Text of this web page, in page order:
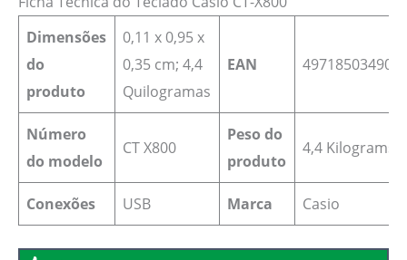
Dimensões
do
produto
‎0,11 x 0,95 x
0,35 cm; 4,4
Quilogramas
EAN
Número
do modelo
CT X800
Peso do
produto
4,4 Kilograms
Conexões USB Marca Casio